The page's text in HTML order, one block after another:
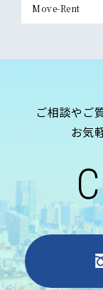
Move-Rent
ご相談やご
お気